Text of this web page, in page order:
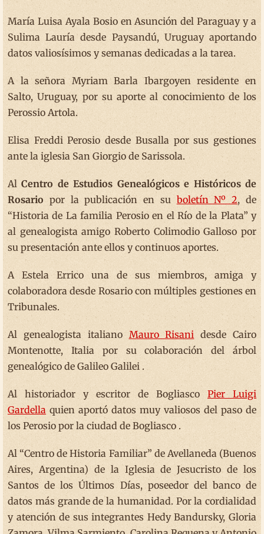
María Luisa Ayala Bosio en Asunción del Paraguay y a
Sulima Lauría desde Paysandú, Uruguay aportando
datos valiosísimos y semanas dedicadas a la tarea.
A la señora Myriam Barla Ibargoyen residente en
Salto, Uruguay, por su aporte al conocimiento de los
Perossio Artola.
Elisa Freddi Perosio desde Busalla por sus gestiones
ante la iglesia San Giorgio de Sarissola.
AlCentro de Estudios Genealógicos e Históricos de
Rosario por la publicación en su boletín Nº 2, de
“Historia de La familia Perosio en el Río de la Plata” y
al genealogista amigo Roberto Colimodio Galloso por
su presentación ante ellos y continuos aportes.
A Estela Errico una de sus miembros, amiga y
colaboradora desde Rosario con múltiples gestiones en
Tribunales.
Al genealogista italiano Mauro Risani desde Cairo
Montenotte, Italia por su colaboración del árbol
genealógico de Galileo Galilei .
Al historiador y escritor de Bogliasco Pier Luigi
Gardella quien aportó datos muy valiosos del paso de
los Perosio por la ciudad de Bogliasco .
Al “Centro de Historia Familiar” de Avellaneda (Buenos
Aires, Argentina) de la Iglesia de Jesucristo de los
Santos de los Últimos Días, poseedor del banco de
datos más grande de la humanidad. Por la cordialidad
y atención de sus integrantes Hedy Bandursky, Gloria